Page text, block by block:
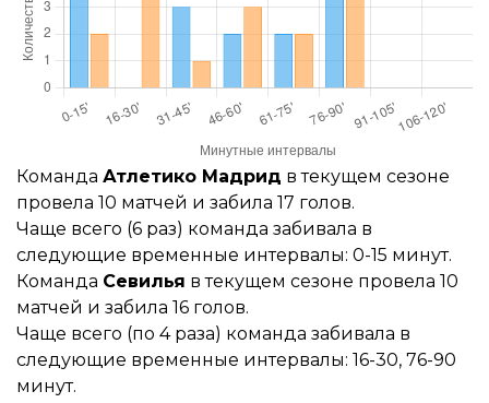
Команда Атлетико Мадрид в текущем сезоне
провела 10 матчей и забила 17 голов.
Чаще всего (6 раз) команда забивала в
следующие временные интервалы: 0-15 минут.
Команда Севилья в текущем сезоне провела 10
матчей и забила 16 голов.
Чаще всего (по 4 раза) команда забивала в
следующие временные интервалы: 16-30, 76-90
минут.